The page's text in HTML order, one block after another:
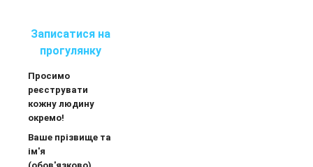
Записатися на
прогулянку
Просимо
реєструвати
кожну людину
окремо!
Ваше прізвище та
ім'я